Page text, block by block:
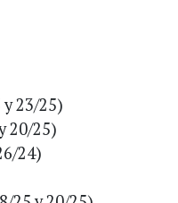
23/25)
20/25)
24)